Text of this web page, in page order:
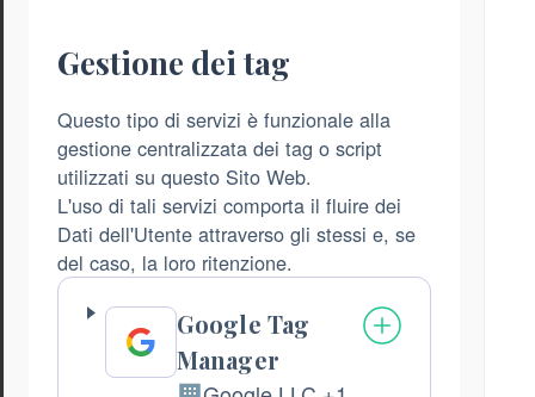
Gestione dei tag
Questo tipo di servizi è funzionale alla
gestione centralizzata dei tag o script
utilizzati su questo Sito Web.
L'uso di tali servizi comporta il fluire dei
Dati dell'Utente attraverso gli stessi e, se
del caso, la loro ritenzione.
Google Tag
Manager